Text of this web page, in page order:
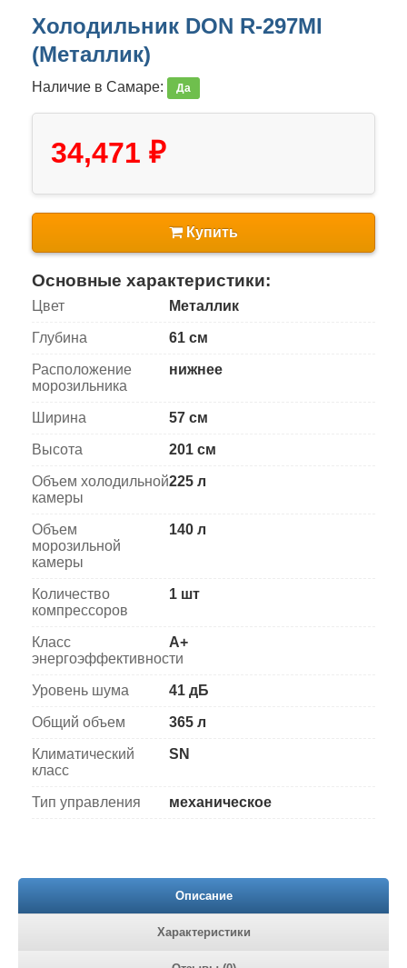
Холодильник DON R-297MI
(Металлик)
Наличие в Самаре: Да
34,471 ₽
Купить
Основные характеристики:
Цвет Металлик
Глубина 61 см
Расположение
морозильника
нижнее
Ширина 57 см
Высота 201 см
Объем холодильной
камеры
225 л
Объем
морозильной
камеры
140 л
Количество
компрессоров
1 шт
Класс
энергоэффективности
A+
Уровень шума 41 дБ
Общий объем 365 л
Климатический
класс
SN
Тип управления механическое
Описание
Характеристики